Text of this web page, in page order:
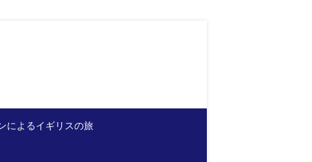
によるイギリスの旅